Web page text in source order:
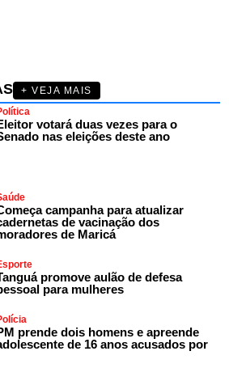
+ VEJA MAIS
votará duas vezes para o
nas eleições deste ano
campanha para atualizar
de vacinação dos
de Maricá
promove aulão de defesa
para mulheres
prende dois homens e apreende
de 16 anos acusados por